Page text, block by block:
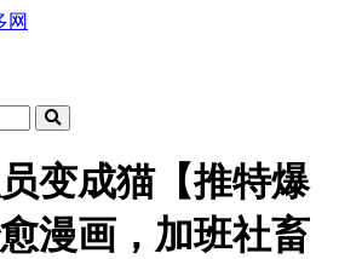
变成猫【推特爆
漫画，加班社畜